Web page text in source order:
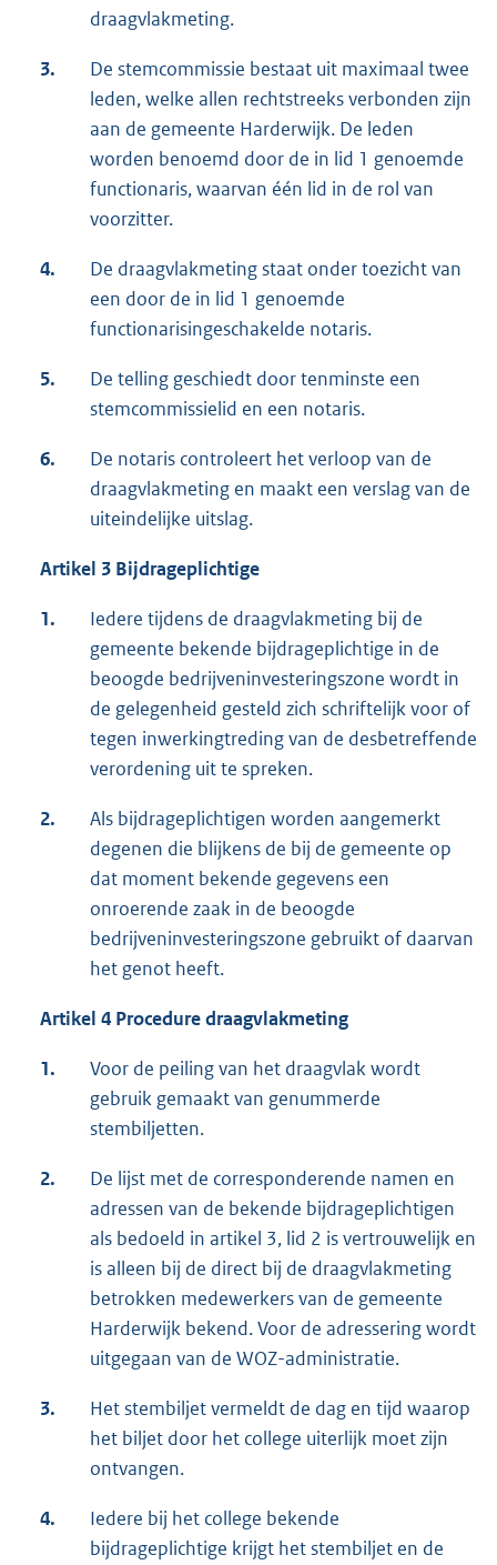
draagvlakmeting.
3.
De stemcommissie bestaat uit maximaal twee
leden, welke allen rechtstreeks verbonden zijn
aan de gemeente Harderwijk. De leden
worden benoemd door de in lid 1 genoemde
functionaris, waarvan één lid in de rol van
voorzitter.
4.
De draagvlakmeting staat onder toezicht van
een door de in lid 1 genoemde
functionarisingeschakelde notaris.
5.
De telling geschiedt door tenminste een
stemcommissielid en een notaris.
6.
De notaris controleert het verloop van de
draagvlakmeting en maakt een verslag van de
uiteindelijke uitslag.
Artikel 3 Bijdrageplichtige
1.
Iedere tijdens de draagvlakmeting bij de
gemeente bekende bijdrageplichtige in de
beoogde bedrijveninvesteringszone wordt in
de gelegenheid gesteld zich schriftelijk voor of
tegen inwerkingtreding van de desbetreffende
verordening uit te spreken.
2.
Als bijdrageplichtigen worden aangemerkt
degenen die blijkens de bij de gemeente op
dat moment bekende gegevens een
onroerende zaak in de beoogde
bedrijveninvesteringszone gebruikt of daarvan
het genot heeft.
Artikel 4 Procedure draagvlakmeting
1.
Voor de peiling van het draagvlak wordt
gebruik gemaakt van genummerde
stembiljetten.
2.
De lijst met de corresponderende namen en
adressen van de bekende bijdrageplichtigen
als bedoeld in artikel 3, lid 2 is vertrouwelijk en
is alleen bij de direct bij de draagvlakmeting
betrokken medewerkers van de gemeente
Harderwijk bekend. Voor de adressering wordt
uitgegaan van de WOZ-administratie.
3.
Het stembiljet vermeldt de dag en tijd waarop
het biljet door het college uiterlijk moet zijn
ontvangen.
4.
Iedere bij het college bekende
bijdrageplichtige krijgt het stembiljet en de